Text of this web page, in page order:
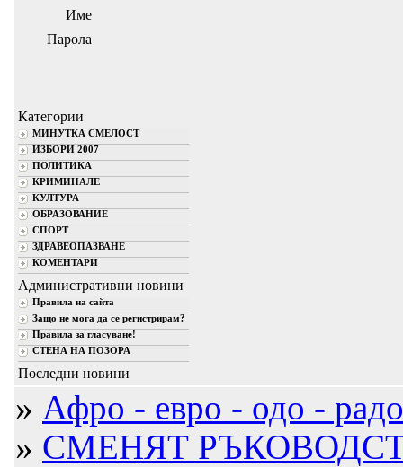
Име
Парола
Категории
МИНУТКА СМЕЛОСТ
ИЗБОРИ 2007
ПОЛИТИКА
КРИМИНАЛЕ
КУЛТУРА
ОБРАЗОВАНИЕ
СПОРТ
ЗДРАВЕОПАЗВАНЕ
КОМЕНТАРИ
Административни новини
Правила на сайта
Защо не мога да се регистрирам?
Правила за гласуване!
СТЕНА НА ПОЗОРА
Последни новини
» Афро - евро - одо -
» СМЕНЯТ